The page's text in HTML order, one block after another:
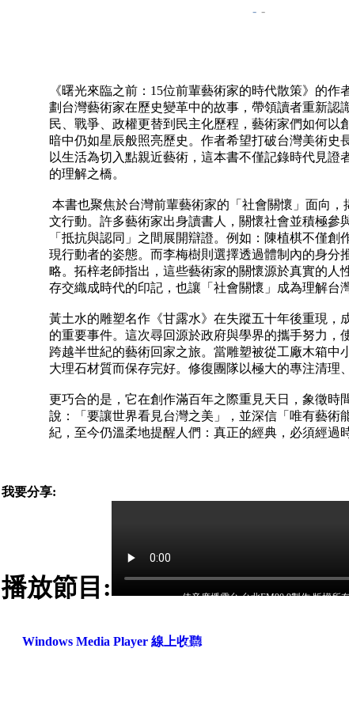
- -
《曙光來臨之前：15位前輩藝術家的時代散策》的作
劃台灣藝術家在歷史變革中的故事，帶領讀者重新認
民、戰爭、政權更替到民主化歷程，藝術家們如何以
暗中仍如星辰般照亮歷史。作者希望打破台灣美術史
以生活為切入點親近藝術，這本書不僅記錄時代見證
的理解之橋。
本書也聚焦於台灣前輩藝術家的「社會關懷」面向，
文行動。許多藝術家出身讀書人，關懷社會並積極參
「抵抗與認同」之間展開辯證。例如：陳植棋不僅
現行動者的姿態。而李梅樹則選擇透過體制內的身分
略。拓梓老師指出，這些藝術家的關懷源於真實的人
存交織成時代的印記，也讓「社會關懷」成為理解台
黃土水的雕塑名作《甘露水》在失蹤五十年後重現，
的重要事件。這次尋回源於政府與學界的攜手努力，
跨越半世紀的藝術回家之旅。當雕塑被從工廠木箱中
大理石材質而保存完好。修復團隊以極大的專注清理
更巧合的是，它在創作滿百年之際重見天日，象徵時
說：「要讓世界看見台灣之美」，並深信「唯有藝術
紀，至今仍溫柔地提醒人們：真正的經典，必須經過
我要分享:
播放節目:
Windows Media Player 線上收聽
佳音廣播電台 台北FM90.9製作 版權所
佳音電台網站 & 佳音聖樂網 影音服務由